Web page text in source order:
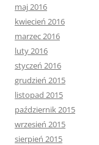
maj 2016
kwiecień 2016
marzec 2016
luty 2016
styczeń 2016
grudzień 2015
listopad 2015
październik 2015
wrzesień 2015
sierpień 2015